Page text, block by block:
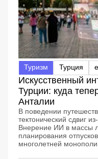
Туризм Турция
Искусственный
Турции: куда
Анталии
В поведении
тектонический сдвиг
Внерение ИИ в массы
планирования
многолетней